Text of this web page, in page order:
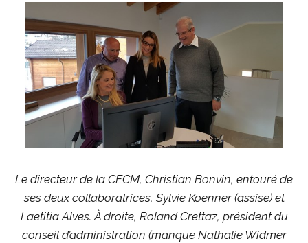
Le directeur de la CECM, Christian Bonvin, entouré de
ses deuxcollaboratrices, Sylvie Koenner (assise) et
Laetitia Alves. À droite, Roland Crettaz, président du
conseil d’administration (manque Nathalie Widmer